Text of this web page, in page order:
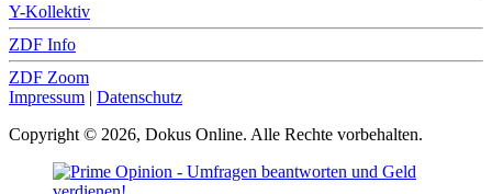
Y-Kollektiv
ZDF Info
ZDF Zoom
Impressum | Datenschutz
Copyright © 2026, Dokus Online. Alle Rechte vorbehalten.